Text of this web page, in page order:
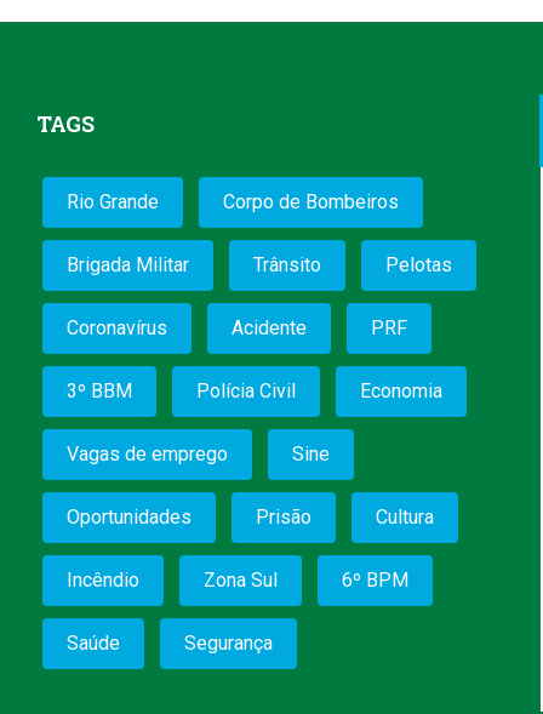
TAGS
Rio Grande Corpo de Bombeiros
Brigada Militar Trânsito Pelotas
Coronavírus Acidente PRF
3º BBM Polícia Civil Economia
Vagas de emprego Sine
Oportunidades Prisão Cultura
Incêndio Zona Sul 6º BPM
Saúde Segurança